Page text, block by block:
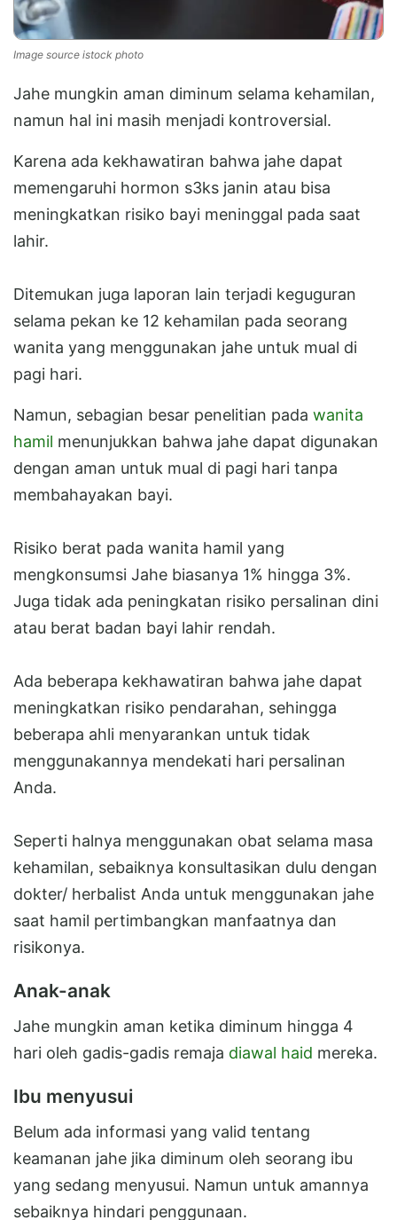
Image source istock photo
Jahe mungkin aman diminum selama kehamilan,
namun hal ini masih menjadi kontroversial.
Karena ada kekhawatiran bahwa jahe dapat
memengaruhi hormon s3ks janin atau bisa
meningkatkan risiko bayi meninggal pada saat
lahir.
Ditemukan juga laporan lain terjadi keguguran
selama pekan ke 12 kehamilan pada seorang
wanita yang menggunakan jahe untuk mual di
pagi hari.
Namun, sebagian besar penelitian pada wanita
hamil menunjukkan bahwa jahe dapat digunakan
dengan aman untuk mual di pagi hari tanpa
membahayakan bayi.
Risiko berat pada wanita hamil yang
mengkonsumsi Jahe biasanya 1% hingga 3%.
Juga tidak ada peningkatan risiko persalinan dini
atau berat badan bayi lahir rendah.
Ada beberapa kekhawatiran bahwa jahe dapat
meningkatkan risiko pendarahan, sehingga
beberapa ahli menyarankan untuk tidak
menggunakannya mendekati hari persalinan
Anda.
Seperti halnya menggunakan obat selama masa
kehamilan, sebaiknya konsultasikan dulu dengan
dokter/ herbalist Anda untuk menggunakan jahe
saat hamil pertimbangkan manfaatnya dan
risikonya.
Anak-anak
Jahe mungkin aman ketika diminum hingga 4
hari oleh gadis-gadis remaja diawal haid mereka.
Ibu menyusui
Belum ada informasi yang valid tentang
keamanan jahe jika diminum oleh seorang ibu
yang sedang menyusui. Namun untuk amannya
sebaiknya hindari penggunaan.